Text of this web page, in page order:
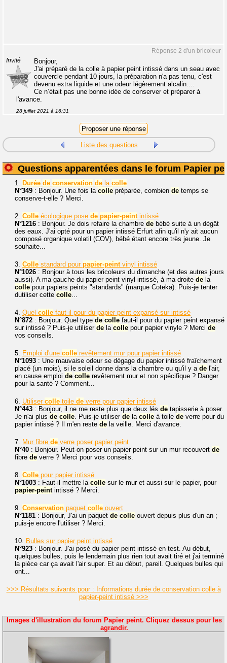
Réponse 2 d'un bricoleur
Invité
Bonjour,
J'ai préparé de la colle à papier peint intissé dans un seau avec
couvercle pendant 10 jours, la préparation n'a pas tenu, c'est
devenu extra liquide et une odeur légèrement alcalin....
Ce n’était pas une bonne idée de conserver et préparer à
l'avance.
28 juillet 2021 à 16:31
Liste des questions
Questions apparentées dans le forum Papier
1. Durée de conservation de la colle
N°349 : Bonjour. Une fois la colle préparée, combien de temps se
conserve-t-elle ? Merci.
2. Colle écologique pose de papier-peintintissé
N°1216 : Bonjour. Je dois refaire la chambre de bébé suite à un dégât
des eaux. J'ai opté pour un papier intissé Erfurt afin qu'il n'y ait aucun
composé organique volatil (COV), bébé étant encore très jeune. Je
souhaite...
3. Colle standard pour papier-peintvinyl intissé
N°1026 : Bonjour à tous les bricoleurs du dimanche (et des autres jours
aussi). A ma gauche du papier peint vinyl intissé, à ma droite de la
colle pour papiers peints "standards" (marque Coteka). Puis-je tenter
dutiliser cette colle...
4. Quel colle faut-il pour du papier peint expansé sur intissé
N°872 : Bonjour. Quel type de colle faut-il pour du papier peint expansé
sur intissé ? Puis-je utiliser de la colle pour papier vinyle ? Merci de
vos conseils.
5. Emploi d'une colle revêtement mur pour papier intissé
N°1093 : Une mauvaise odeur se dégage du papier intissé fraîchement
placé (un mois), si le soleil donne dans la chambre ou qu'il y a de l'air,
en cause emploi de colle revêtement mur et non spécifique ? Danger
pour la santé ? Comment...
6. Utiliser colle toile de verre pour papier intissé
N°443 : Bonjour, il ne me reste plus que deux lés de tapisserie à poser.
Je n'ai plus de colle. Puis-je utiliser de la colle à toile de verre pour du
papier intissé ? Il m'en reste de la veille. Merci d'avance.
7. Mur fibre de verre poser papier peint
N°40 : Bonjour. Peut-on poser un papier peint sur un mur recouvert de
fibre de verre ? Merci pour vos conseils.
8. Colle pour papier intissé
N°1003 : Faut-il mettre la colle sur le mur et aussi sur le papier, pour
papier-peintintissé ? Merci.
9. Conservation paquet colle ouvert
N°1181 : Bonjour, J'ai un paquet de colle ouvert depuis plus d'un an ;
puis-je encore l'utiliser ? Merci.
10. Bulles sur papier peint intissé
N°923 : Bonjour. J'ai posé du papier peint intissé en test. Au début,
quelques bulles, puis le lendemain plus rien tout avait tiré et j'ai terminé
la pièce car ça avait l'air super. Et au début, pareil. Quelques bulles qui
ont...
>>> Résultats suivants pour : Informations durée de conservation colle à
papier-peint intissé >>>
Images d'illustration du forum Papier peint. Cliquez dessus pour les
agrandir.